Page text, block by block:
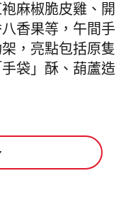
麻椒脆皮雞、開
香果等，午間手
，亮點包括原隻
袋」酥、葫蘆造